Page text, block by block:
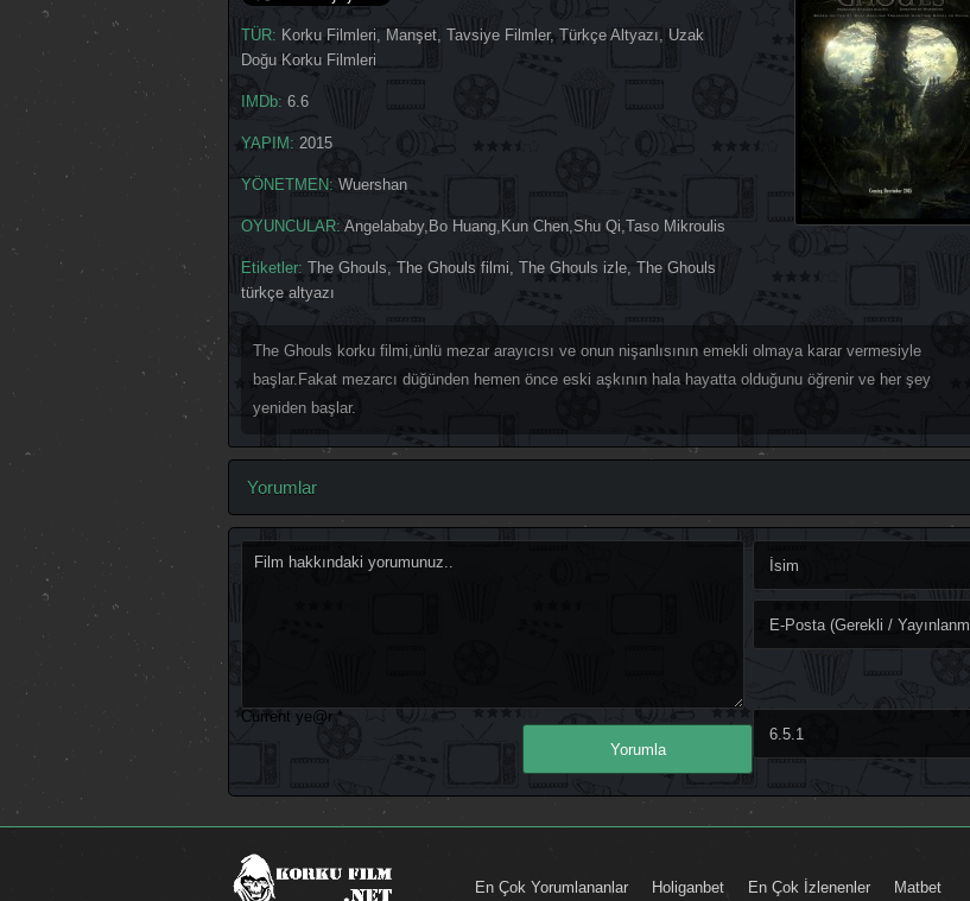
TÜR: Korku Filmleri, Manşet, Tavsiye Filmler, Türkçe Altyazı, Uzak
Doğu Korku Filmleri
IMDb: 6.6
YAPIM: 2015
YÖNETMEN: Wuershan
OYUNCULAR: Angelababy, Bo Huang, Kun Chen,Shu Qi,Taso Mikroulis
Etiketler: The Ghouls, The Ghouls filmi, The Ghouls izle, The Ghouls
türkçe altyazı
The Ghouls korku filmi,ünlü mezar arayıcısı ve onun nişanlısının emekli olmaya karar vermesiyle
başlar.Fakat mezarcı düğünden hemen önce eski aşkının hala hayatta olduğunu öğrenir ve her şey
yeniden başlar.
Yorumlar
Current ye@r *
En Çok Yorumlananlar Holiganbet En Çok İzlenenler Matbet